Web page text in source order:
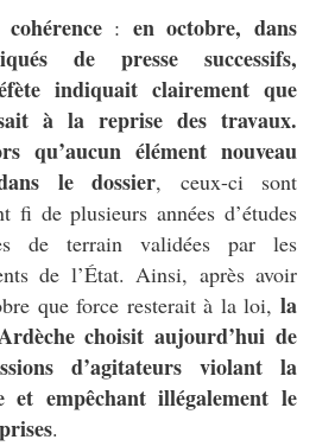
: en octobre, dans
de presse successifs,
indiquait clairement que
à la reprise des travaux.
qu’aucun élément nouveau
le dossier, ceux-ci sont
fi de plusieurs années d’études
de terrain validées par les
de l’État. Ainsi, après avoir
que force resterait à la loi, la
choisit aujourd’hui de
d’agitateurs violant la
et empêchant illégalement le
.